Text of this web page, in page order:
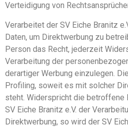
Verteidigung von
Verarbeitet der SV Eiche Branitz
Daten, um Direktwerbung zu
Person das Recht, jederzeit
Verarbeitung der
derartiger Werbung einzulegen.
Profiling, soweit es mit solcher
steht. Widerspricht die betroffene
SV Eiche Branitz e.V. der
Direktwerbung, so wird der SV